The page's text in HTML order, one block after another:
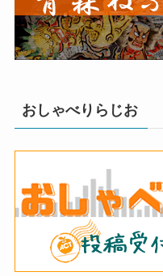
おしゃべりらじお